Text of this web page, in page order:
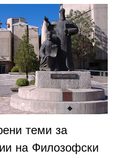
теми за
на Филозофски